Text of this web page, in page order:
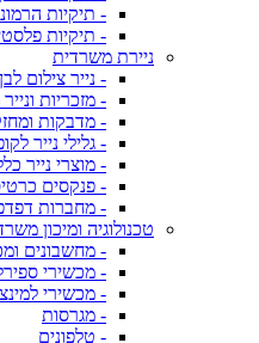
- תיקיות
- תיקיות
ניירת משרדית
- נייר צילום
- מזכריות
- מדבקות
- גלילי נייר
- מוצרי נייר
- פנקסים
- מחברות
טכנולוגיה ומיכון
- מחשבונים
- מכשירי
- מכשירי
- מגרסות
- טלפונים